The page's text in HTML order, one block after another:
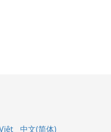
中文(简体)